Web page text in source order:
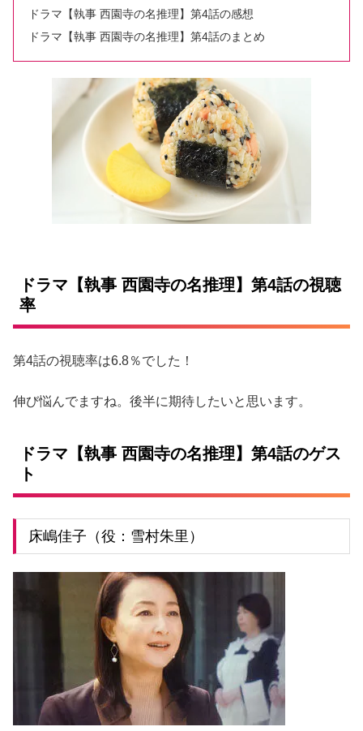
ドラマ【執事 西園寺の名推理】第4話の感想
ドラマ【執事 西園寺の名推理】第4話のまとめ
ドラマ【執事 西園寺の名推理】第4話の視聴
率
第4話の視聴率は6.8％でした！
伸び悩んでますね。後半に期待したいと思います。
ドラマ【執事 西園寺の名推理】第4話のゲス
ト
床嶋佳子（役：雪村朱里）